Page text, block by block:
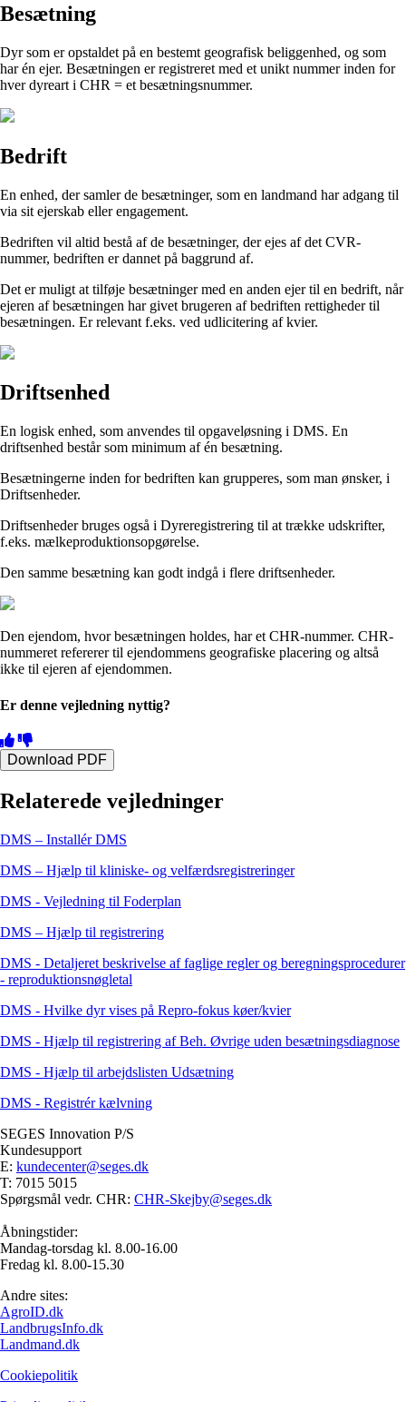
Besætning
Dyr som er opstaldet på en bestemt geografisk beliggenhed, og som
har én ejer. Besætningen er registreret med et unikt nummer inden for
hver dyreart i CHR = et besætningsnummer.
Bedrift
En enhed, der samler de besætninger, som en landmand har adgang til
via sit ejerskab eller engagement.
Bedriften vil altid bestå af de besætninger, der ejes af det CVR-
nummer, bedriften er dannet på baggrund af.
Det er muligt at tilføje besætninger med en anden ejer til en bedrift, når
ejeren af besætningen har givet brugeren af bedriften rettigheder til
besætningen. Er relevant f.eks. ved udlicitering af kvier.
Driftsenhed
En logisk enhed, som anvendes til opgaveløsning i DMS. En
driftsenhed består som minimum af én besætning.
Besætningerne inden for bedriften kan grupperes, som man ønsker, i
Driftsenheder.
Driftsenheder bruges også i Dyreregistrering til at trække udskrifter,
f.eks. mælkeproduktionsopgørelse.
Den samme besætning kan godt indgå i flere driftsenheder.
Den ejendom, hvor besætningen holdes, har et CHR-nummer. CHR-
nummeret refererer til ejendommens geografiske placering og altså
ikke til ejeren af ejendommen.
Er denne vejledning nyttig?
Download PDF
Relaterede vejledninger
DMS – Installér DMS
DMS – Hjælp til kliniske- og velfærdsregistreringer
DMS - Vejledning til Foderplan
DMS – Hjælp til registrering
DMS - Detaljeret beskrivelse af faglige regler og beregningsprocedurer
- reproduktionsnøgletal
DMS - Hvilke dyr vises på Repro-fokus køer/kvier
DMS - Hjælp til registrering af Beh. Øvrige uden besætningsdiagnose
DMS - Hjælp til arbejdslisten Udsætning
DMS - Registrér kælvning
SEGES Innovation P/S
Kundesupport
E: kundecenter@seges.dk
T: 7015 5015
Spørgsmål vedr. CHR: CHR-Skejby@seges.dk
Åbningstider:
Mandag-torsdag kl. 8.00-16.00
Fredag kl. 8.00-15.30
Andre sites:
AgroID.dk
LandbrugsInfo.dk
Landmand.dk
Cookiepolitik